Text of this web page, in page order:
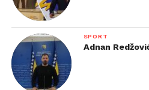
SPORT
Adnan